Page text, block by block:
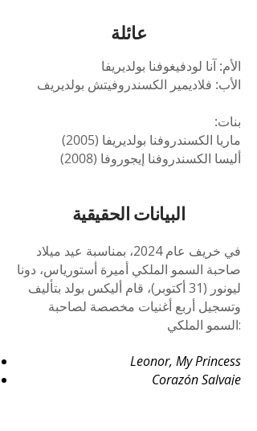
عائلة
الأم: آنا لودفيغوفنا بولديريفا
الأب: فلاديمير الكسندروفيتش بولديريف
بنات:
ماريا الكسندروفنا بولديريفا (2005)
أليسا الكسندروفنا إيجوروفا (2008)
البيانات الحقيقية
في خريف عام 2024، بمناسبة عيد ميلاد
صاحبة السمو الملكي أميرة أستورياس، دونا
ليونور (31 أكتوبر)، قام أليكس بولد بتأليف
وتسجيل أربع أغنيات مخصصة لصاحبة
السمو الملكي:
Leonor, My Princess
Corazón Salvaje